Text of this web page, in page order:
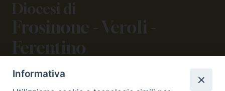
Diocesi di
Frosinone - Veroli -
Ferentino
CONTATTI
Informativa